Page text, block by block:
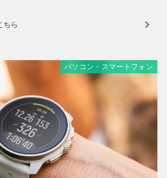
ちら
パソコン・スマートフォン